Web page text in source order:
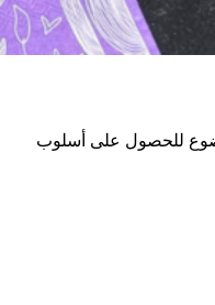
للحصول على أسلوب